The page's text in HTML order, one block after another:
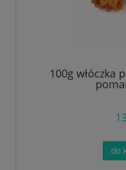
100g włóczka
do